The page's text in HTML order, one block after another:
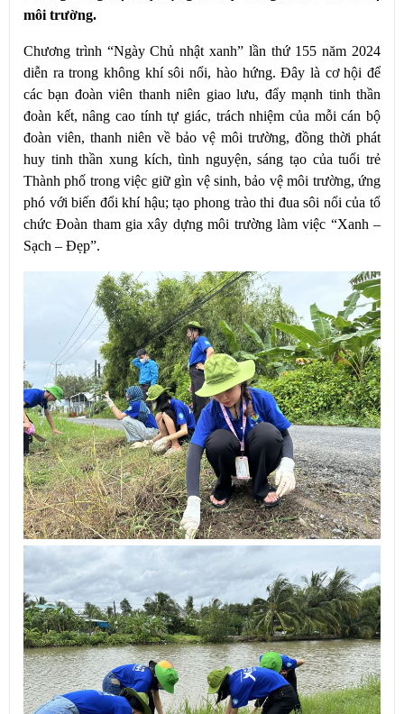
môi trường.
Chương trình “Ngày Chủ nhật xanh” lần thứ 155 năm 2024
diễn ra trong không khí sôi nổi, hào hứng. Đây là cơ hội để
các bạn đoàn viên thanh niên giao lưu, đẩy mạnh tinh thần
đoàn kết, nâng cao tính tự giác, trách nhiệm của mỗi cán bộ
đoàn viên, thanh niên về bảo vệ môi trường, đồng thời phát
huy tinh thần xung kích, tình nguyện, sáng tạo của tuổi trẻ
Thành phố trong việc giữ gìn vệ sinh, bảo vệ môi trường, ứng
phó với biến đổi khí hậu; tạo phong trào thi đua sôi nổi của tổ
chức Đoàn tham gia xây dựng môi trường làm việc “Xanh –
Sạch – Đẹp”.